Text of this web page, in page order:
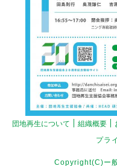
団地再生について 組織概要
プラ
Copyright(C)ー